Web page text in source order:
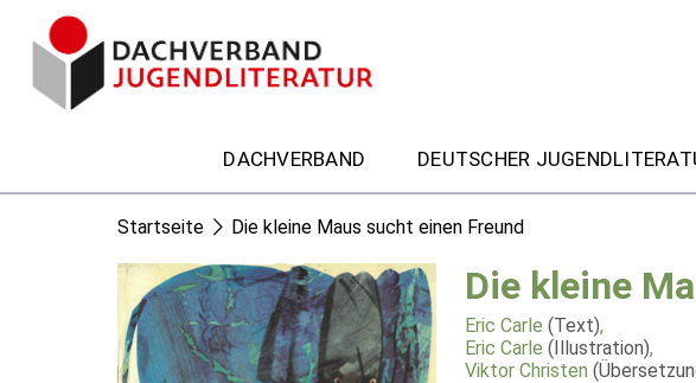
DACHVERBAND DEUTSCHER
Startseite Die kleine Maus sucht einen Freund
Die kleine
Eric Carle (Text),
Eric Carle (Illustration),
Viktor Christen